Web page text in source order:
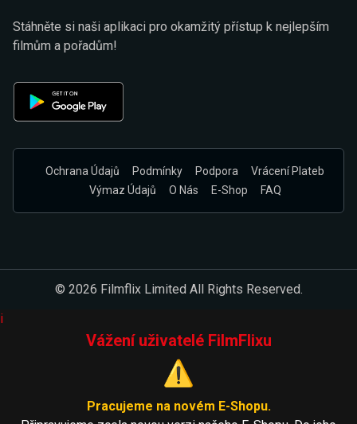
Stáhněte si naši aplikaci pro okamžitý přístup k nejlepším
filmům a pořadům!
Ochrana Údajů Podmínky Podpora
Vrácení Plateb
Výmaz Údajů
O Nás E-Shop FAQ
© 2026 Filmflix Limited All Rights Reserved.
i
Vážení uživatelé FilmFlixu
⚠️
Pracujeme na novém E-Shopu.